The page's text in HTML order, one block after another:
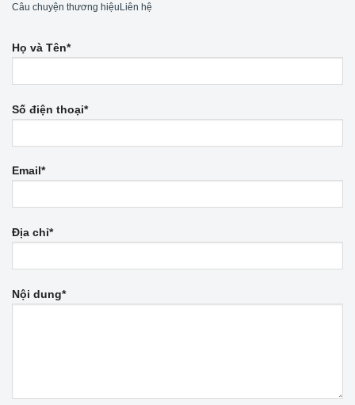
Câu chuyện thương hiệu Liên hệ
Họ và Tên*
Số điện thoại*
Email*
Địa chỉ*
Nội dung*